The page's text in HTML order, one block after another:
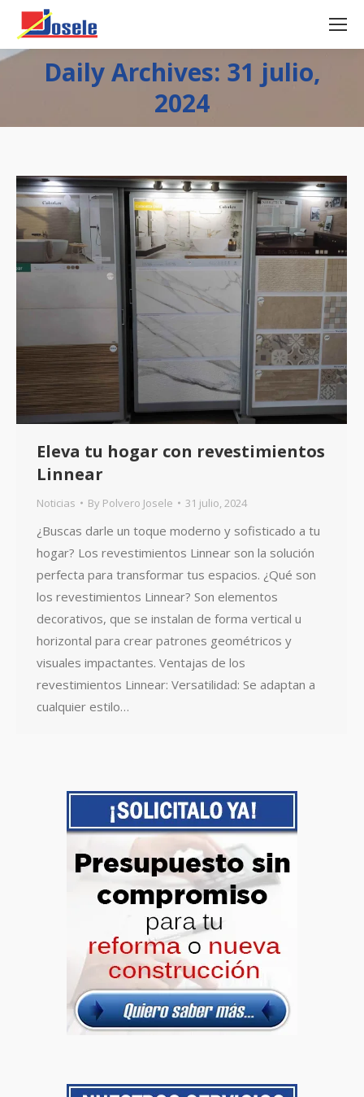
Daily Archives: 31 julio,
2024
Eleva tu hogar con revestimientos
Linnear
Noticias By Polvero Josele 31 julio, 2024
¿Buscas darle un toque moderno y sofisticado a tu
hogar? Los revestimientos Linnear son la solución
perfecta para transformar tus espacios. ¿Qué son
los revestimientos Linnear? Son elementos
decorativos, que se instalan de forma vertical u
horizontal para crear patrones geométricos y
visuales impactantes. Ventajas de los
revestimientos Linnear: Versatilidad: Se adaptan a
cualquier estilo…